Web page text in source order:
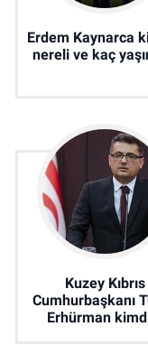
Erdem Kaynarca
nereli ve kaç
Kuzey Kıbrıs
Cumhurbaşkanı
Erhürman